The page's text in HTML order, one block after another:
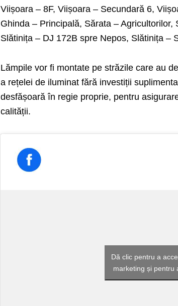
Viișoara – 8F, Viișoara – Secundară 6,
Ghinda – Principală, Sărata –
Slătinița – DJ 172B spre Nepos, Slătinița –
Lămpile vor fi montate pe străzile care au
a rețelei de iluminat fără investiții
desfășoară în regie proprie, pentru
calității.
Dă clic pentru a
marketing și pentru